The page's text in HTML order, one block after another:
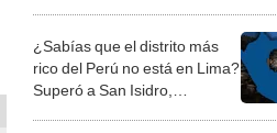
¿Sabías que el distrito más
rico del Perú no está en Lima?
Superó a San Isidro,